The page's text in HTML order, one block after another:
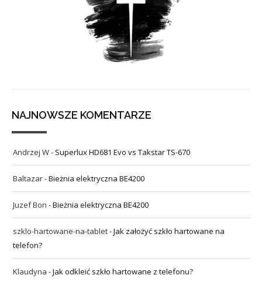
NAJNOWSZE KOMENTARZE
Andrzej W- Superlux HD681 Evo vs Takstar TS-670
Baltazar-Bieżnia elektryczna BE4200
Juzef Bon -Bieżnia elektryczna BE4200
szklo-hartowane-na-tablet-Jak założyć szkło hartowane na
telefon?
Klaudyna -Jak odkleić szkło hartowane z telefonu?